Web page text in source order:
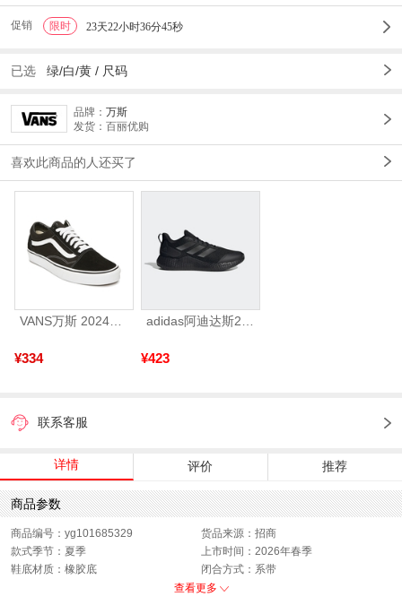
促销 限时 23天22小时36分45秒
已选 绿/白/黄 / 尺码
品牌： 万斯
发货：百丽优购
喜欢此商品的人还买了
VANS万斯 2024年新款中性OldSkool帆布鞋/硫化鞋VN000D3HY28（延续款）
¥334
adidas阿迪达斯2025中性edge gamedaySPW FTW-跑步GW2499
¥423
联系客服
详情 评价 推荐
商品参数
商品编号：yg101685329
货品来源：招商
款式季节：夏季
上市时间：2026年春季
鞋底材质：橡胶底
闭合方式：系带
查看更多